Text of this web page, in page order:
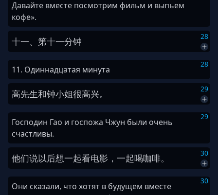
Давайте вместе посмотрим фильм и выпьем
кофе».
28
十一、 第十一分钟
28
11. Одиннадцатая минута
29
高先生和钟小姐很高兴。
29
Господин Гао и госпожа Чжун были очень
счастливы.
30
他们说以后想一起看电影 ， 一起喝咖啡。
30
Они сказали, что хотят в будущем вместе